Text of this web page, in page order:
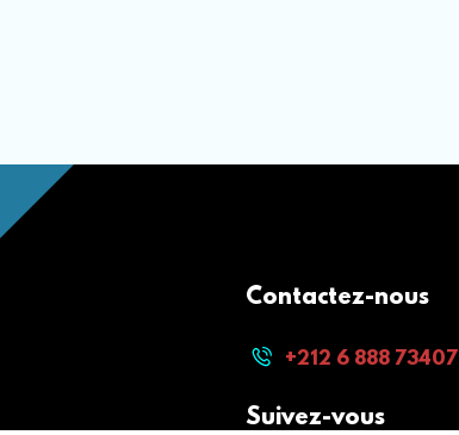
Contactez-nous
+212 6 888 73407
Suivez-vous